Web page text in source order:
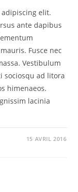
elit.
ante dapibus
Fusce nec
Vestibulum
sociosqu ad litora
himenaeos.
lacinia
15 AVRIL 2016